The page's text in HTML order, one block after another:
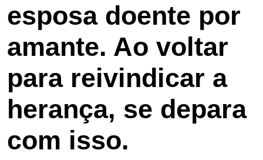
esposa doente por
amante. Ao voltar
para reivindicar a
herança, se depara
com isso.